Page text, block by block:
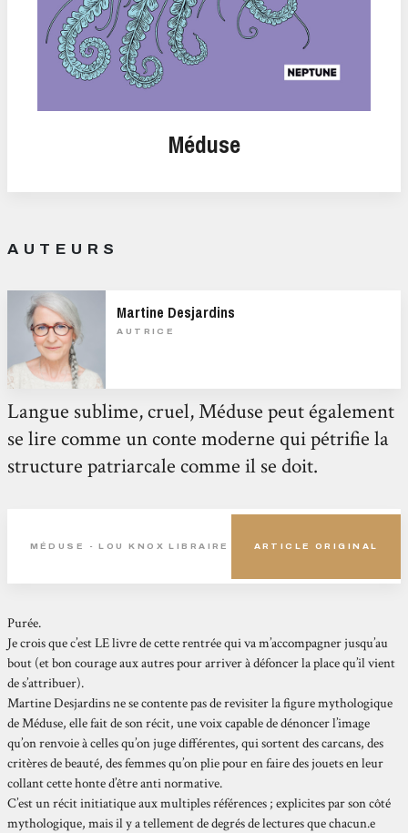
Méduse
AUTEURS
Martine Desjardins
AUTRICE
Langue sublime, cruel, Méduse peut également
se lire comme un conte moderne qui pétrifie la
structure patriarcale comme il se doit.
MÉDUSE - LOU KNOX LIBRAIRE ARTICLE ORIGINAL
Purée.
Je crois que c’est LE livre de cette rentrée qui va m’accompagner jusqu’au
bout (et bon courage aux autres pour arriver à défoncer la place qu’il vient
de s’attribuer).
Martine Desjardins ne se contente pas de revisiter la figure mythologique
de Méduse, elle fait de son récit, une voix capable de dénoncer l’image
qu’on renvoie à celles qu’on juge différentes, qui sortent des carcans, des
critères de beauté, des femmes qu’on plie pour en faire des jouets en leur
collant cette honte d’être anti normative.
C’est un récit initiatique aux multiples références ; explicites par son côté
mythologique, mais il y a tellement de degrés de lectures que chacun.e